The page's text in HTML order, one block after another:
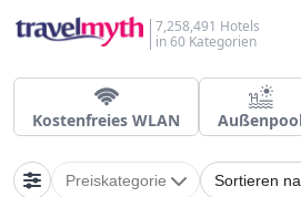
7,258,491 Hotels
in 60 Kategorien
Kostenfreies WLAN
Preiskategorie Sortieren